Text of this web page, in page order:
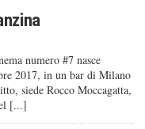
numero #7 nasce
2017, in un bar di Milano
siede Rocco Moccagatta,
[...]